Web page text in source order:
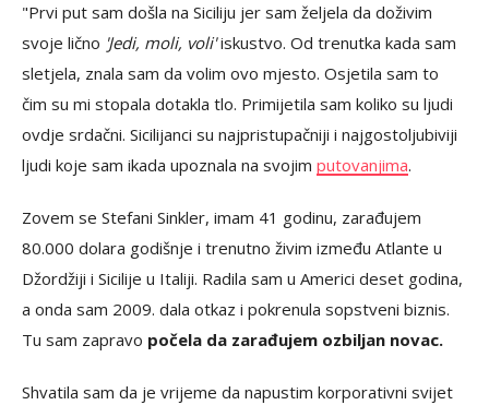
"Prvi put sam došla na Siciliju jer sam željela da doživim
svoje lično 'Jedi, moli, voli'iskustvo. Od trenutka kada sam
sletjela, znala sam da volim ovo mjesto. Osjetila sam to
čim su mi stopala dotakla tlo. Primijetila sam koliko su ljudi
ovdje srdačni. Sicilijanci su najpristupačniji i najgostoljubiviji
ljudi koje sam ikada upoznala na svojim putovanjima.
Zovem se Stefani Sinkler, imam 41 godinu, zarađujem
80.000 dolara godišnje i trenutno živim između Atlante u
Džordžiji i Sicilije u Italiji. Radila sam u Americi deset godina,
a onda sam 2009. dala otkaz i pokrenula sopstveni biznis.
Tu sam zapravo počela da zarađujem ozbiljan novac.
Shvatila sam da je vrijeme da napustim korporativni svijet